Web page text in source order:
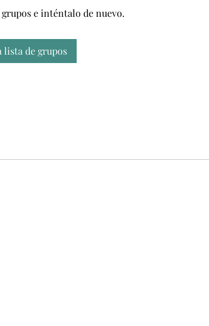
e inténtalo de nuevo.
lista de grupos